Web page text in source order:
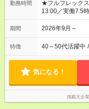
勤務時間
★フルフレック
13:00／実働7.5
業・終業時間を
期間 2026年9月～
特徴 40～50代活躍中 /
気になる！
掲載元企